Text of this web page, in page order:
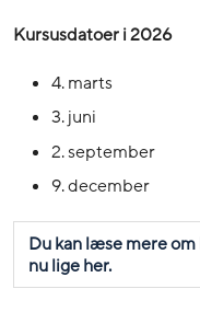
Kursusdatoer i 2026
4. marts
3. juni
2. september
9. december
Du kan læse mere
nu lige her.